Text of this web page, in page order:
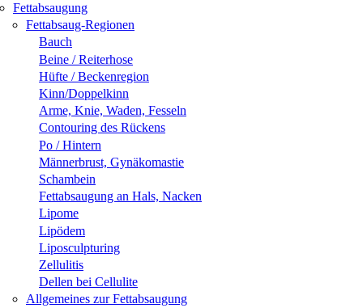
Fettabsaugung
Fettabsaug-Regionen
Bauch
Beine / Reiterhose
Hüfte / Beckenregion
Kinn/Doppelkinn
Arme, Knie, Waden, Fesseln
Contouring des Rückens
Po / Hintern
Männerbrust, Gynäkomastie
Schambein
Fettabsaugung an Hals, Nacken
Lipome
Lipödem
Liposculpturing
Zellulitis
Dellen bei Cellulite
Allgemeines zur Fettabsaugung